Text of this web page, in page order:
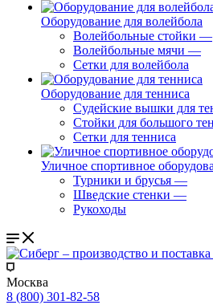
Оборудование для волейбола
Волейбольные стойки —
Волейбольные мячи —
Сетки для волейбола
Оборудование для тенниса
Судейские вышки для
Стойки для большого
Сетки для тенниса
Уличное спортивное
Турники и брусья —
Шведские стенки —
Рукоходы
Москва
8 (800) 301-82-58